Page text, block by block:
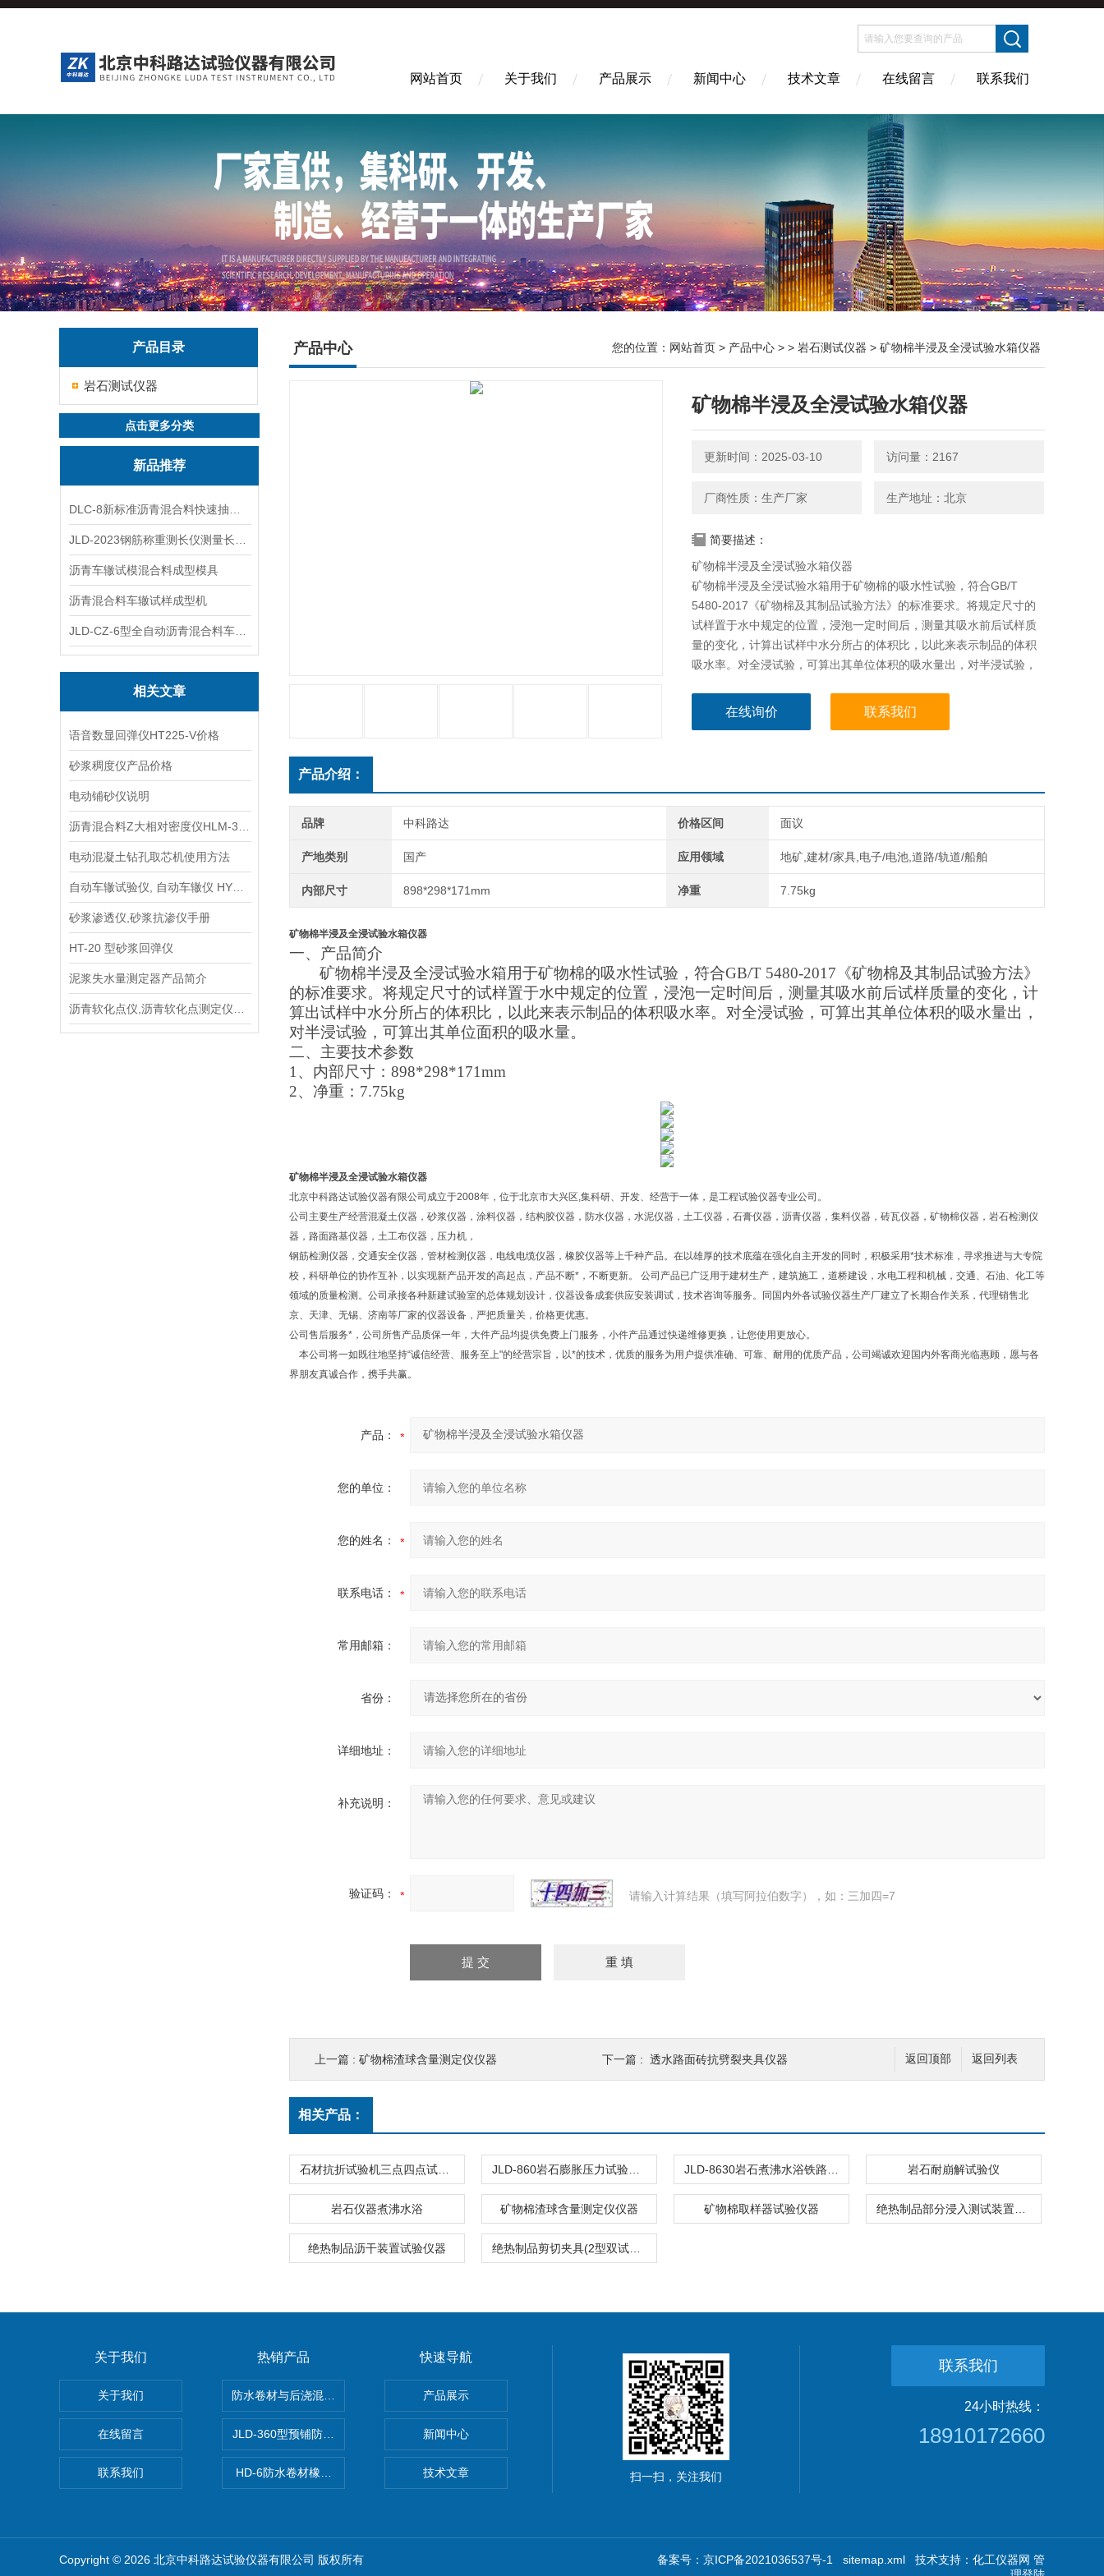
网站首页 关于我们 产品展示 新闻中心 技术文章 在线留言 联系我们
产品目录
岩石测试仪器
点击更多分类
新品推荐
沥青车辙试模混合料成型模具
沥青混合料车辙试样成型机
相关文章
语音数显回弹仪HT225-V价格
砂浆稠度仪产品价格
电动铺砂仪说明
电动混凝土钻孔取芯机使用方法
砂浆渗透仪,砂浆抗渗仪手册
HT-20 型砂浆回弹仪
泥浆失水量测定器产品简介
产品中心 您的位置： 网站首页 > 产品中心 > > 岩石测试仪器 > 矿物棉半浸及全浸试验水箱仪器
矿物棉半浸及全浸试验水箱仪器
更新时间：2025-03-10 访问量：2167
厂商性质：生产厂家 生产地址：北京
简要描述：
矿物棉半浸及全浸试验水箱仪器
矿物棉半浸及全浸试验水箱用于矿物棉的吸水性试验，符合GB/T
5480-2017《矿物棉及其制品试验方法》的标准要求。将规定尺寸的
试样置于水中规定的位置，浸泡一定时间后，测量其吸水前后试样质
量的变化，计算出试样中水分所占的体积比，以此来表示制品的体积
吸水率。对全浸试验，可算出其单位体积的吸水量出，对半浸试验，
在线询价 联系我们
产品介绍：
品牌 中科路达 价格区间 面议
产地类别 国产 应用领域 地矿,建材/家具,电子/电池,道路/轨道/船舶
内部尺寸 898*298*171mm 净重 7.75kg
矿物棉半浸及全浸试验水箱仪器
一、 产品简介
矿物棉半浸及全浸试验水箱用于矿物棉的吸水性试验，符合GB/T 5480-2017《矿物棉及其制品试验方法》
的标准要求。将规定尺寸的试样置于水中规定的位置， 浸泡一定时间后， 测量其吸水前后试样质量的变化，计
算出试样中水分所占的体积比，以此来表示制品的体积吸水率。对全浸试验，可算出其单位体积的吸水量出，
对半浸试验，可算出其单位面积的吸水量。
二、 主要技术参数
1、 内部尺寸： 898*298*171mm
2、 净重： 7.75kg
矿物棉半浸及全浸试验水箱仪器
北京中科路达试验仪器有限公司成立于2008年，位于北京市大兴区,集科研、开发、经营于一体，是工程试验仪器专业公司。
公司主要生产经营混凝土仪器，砂浆仪器，涂料仪器，结构胶仪器，防水仪器，水泥仪器，土工仪器，石膏仪器，沥青仪器，集料仪器，砖瓦仪器，矿物棉仪器，岩石检测仪
器，路面路基仪器，土工布仪器，压力机，
钢筋检测仪器，交通安全仪器，管材检测仪器，电线电缆仪器，橡胶仪器等上千种产品。在以雄厚的技术底蕴在强化自主开发的同时，积极采用*技术标准，寻求推进与大专院
校，科研单位的协作互补，以实现新产品开发的高起点，产品不断*，不断更新。 公司产品已广泛用于建材生产，建筑施工，道桥建设，水电工程和机械，交通、石油、化工等
领域的质量检测。公司承接各种新建试验室的总体规划设计，仪器设备成套供应安装调试，技术咨询等服务。同国内外各试验仪器生产厂建立了长期合作关系，代理销售北
京、天津、无锡、济南等厂家的仪器设备，严把质量关，价格更优惠。
公司售后服务*，公司所售产品质保一年，大件产品均提供免费上门服务，小件产品通过快递维修更换，让您使用更放心。
本公司将一如既往地坚持“诚信经营、服务至上"的经营宗旨，以*的技术，优质的服务为用户提供准确、可靠、耐用的优质产品，公司竭诚欢迎国内外客商光临惠顾，愿与各
界朋友真诚合作，携手共赢。
产品：
您的单位：
您的姓名：
联系电话：
常用邮箱：
省份：
详细地址：
补充说明：
验证码： 请输入计算结果（填写阿拉伯数字），如：三加四=7
返回列表
返回顶部
上一篇 : 矿物棉渣球含量测定仪仪器 下一篇 : 透水路面砖抗劈裂夹具仪器
相关产品：
岩石耐崩解试验仪
岩石仪器煮沸水浴 矿物棉渣球含量测定仪仪器 矿物棉取样器试验仪器
绝热制品沥干装置试验仪器
关于我们
关于我们
在线留言
联系我们
热销产品
防水卷材与后浇混凝土剥离强度试验夹具
JLD-360型预铺防水卷材抗冲击性能试验仪
HD-6防水卷材橡胶测厚仪
快速导航
产品展示
新闻中心
技术文章 扫一扫，关注我们
联系我们
24小时热线：
18910172660
Copyright © 2026 北京中科路达试验仪器有限公司 版权所有 备案号：京ICP备2021036537号-1 sitemap.xml 技术支持： 化工仪器网 管